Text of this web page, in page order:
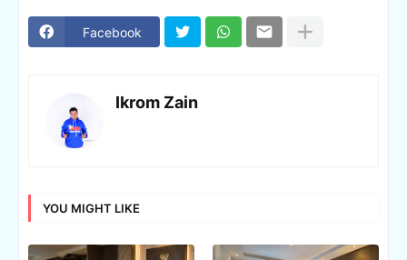
Facebook
Ikrom Zain
YOU MIGHT LIKE